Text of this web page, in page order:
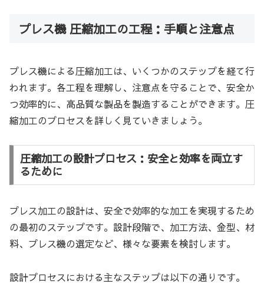
プレス機 圧縮加工の工程：手順と注意点
プレス機による圧縮加工は、いくつかのステップを経て行
われます。各工程を理解し、注意点を守ることで、安全か
つ効率的に、高品質な製品を製造することができます。圧
縮加工のプロセスを詳しく見ていきましょう。
圧縮加工の設計プロセス：安全と効率を両立す
るために
プレス加工の設計は、安全で効率的な加工を実現するため
の最初のステップです。設計段階で、加工方法、金型、材
料、プレス機の選定など、様々な要素を検討します。
設計プロセスにおける主なステップは以下の通りです。